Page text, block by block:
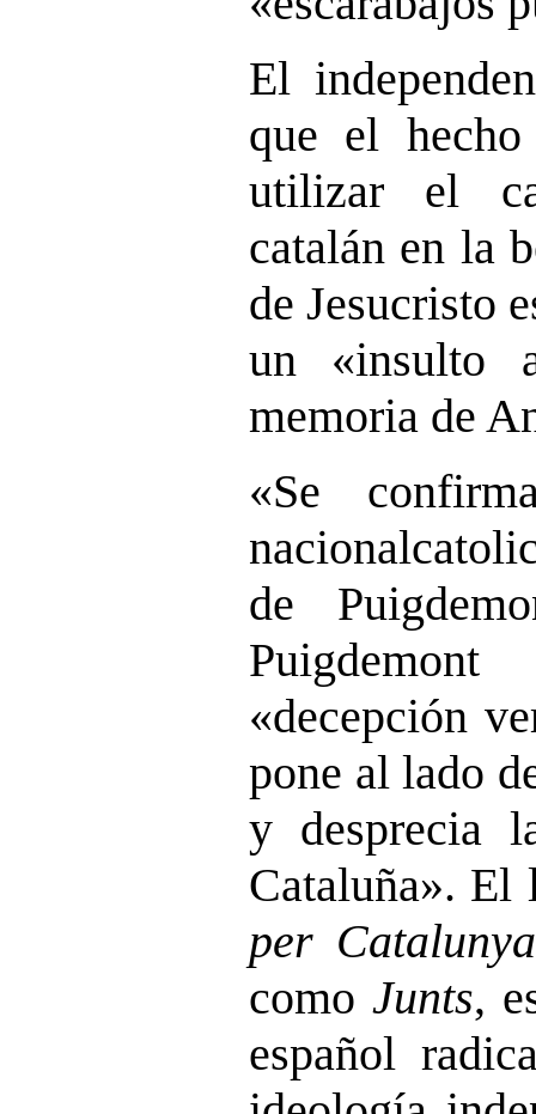
El
que el
utilizar el
catalán en la
de Jesucristo
un
memoria de
«Se
de
«decepción
pone al lado
y desprecia
Cataluña».
per Catalunya
comoJunts,
español